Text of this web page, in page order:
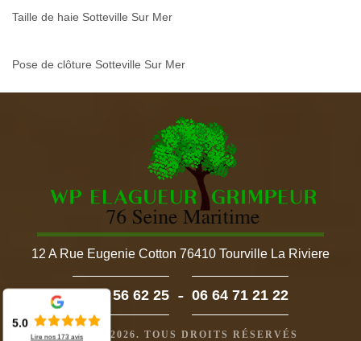
Taille de haie Sotteville Sur Mer
Pose de clôture Sotteville Sur Mer
12 A Rue Eugenie Cotton 76410 Tourville La Riviere
02 52 56 62 25 - 06 64 71 21 22
©2022 - 2026. TOUS DROITS RÉSERVÉS
5.0
Lire nos173 avis